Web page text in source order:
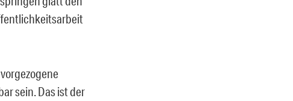
sein. Das ist der